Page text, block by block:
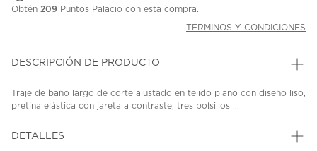
Obtén 209 Puntos Palacio con esta compra.
TÉRMINOS Y CONDICIONES
DESCRIPCIÓN DE PRODUCTO
Traje de baño largo de corte ajustado en tejido plano con diseño liso,
pretina elástica con jareta a contraste, tres bolsillos ...
DETALLES